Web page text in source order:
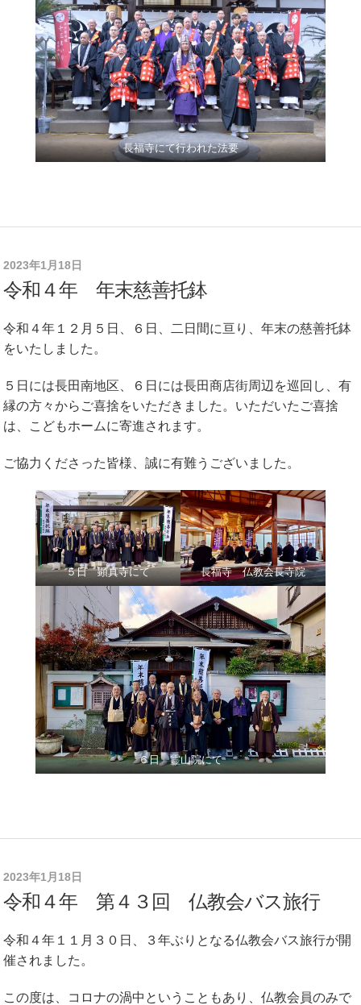
長福寺にて行われた法要
2023年1月18日
令和４年 年末慈善托鉢
令和４年１２月５日、６日、二日間に亘り、年末の慈善托鉢
をいたしました。
５日には長田南地区、６日には長田商店街周辺を巡回し、有
縁の方々からご喜捨をいただきました。いただいたご喜捨
は、こどもホームに寄進されます。
ご協力くださった皆様、誠に有難うございました。
５日 顕真寺にて 長福寺 仏教会長寺院
６日 霊山院にて
2023年1月18日
令和４年 第４３回 仏教会バス旅行
令和４年１１月３０日、３年ぶりとなる仏教会バス旅行が開
催されました。
この度は、コロナの渦中ということもあり、仏教会員のみで